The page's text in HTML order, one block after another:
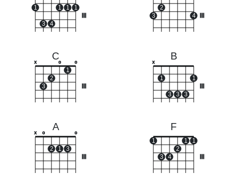
1
3 4
1 1 1
3
2
4
C
x
3
2
o
1
o
B
x
1
3 3 3
1
A
x o
2 1 3
o
F
1
3 4
2
1 1